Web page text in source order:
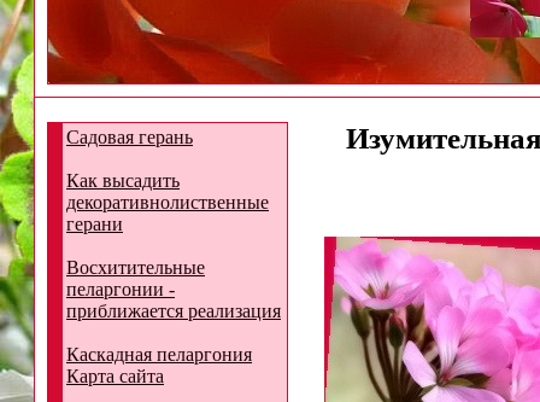
Садовая герань
Как высадить
декоративнолиственные
герани
Восхитительные
пеларгонии -
приближается реализация
Каскадная пеларгония
Карта сайта